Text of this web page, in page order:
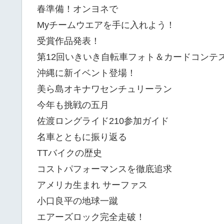
春準備！オンヨネで
Myチームウエアを手に入れよう！
受賞作品発表！
第12回いきいき自転車フォト＆カードコンテ
沖縄に新イベント登場！
美ら島オキナワセンチュリーラン
今年も挑戦の五月
佐渡ロングライド210参加ガイド
名車とともに振り返る
TTバイクの歴史
コストパフォーマンスを徹底追求
アメリカ生まれ サーファス
小口良平の地球一蹴
エアーズロック完全走破！